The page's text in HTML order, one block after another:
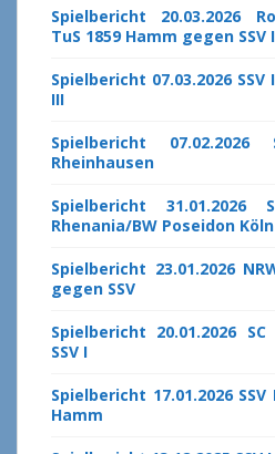
Spielbericht 20.03.2026
TuS 1859 Hamm gegen SSV I
Spielbericht 07.03.2026
III
Spielbericht
Rheinhausen
Spielbericht
Rhenania/BW Poseidon
Spielbericht 23.01.2026
gegen SSV
Spielbericht 20.01.2026
SSV I
Spielbericht 17.01.2026
Hamm